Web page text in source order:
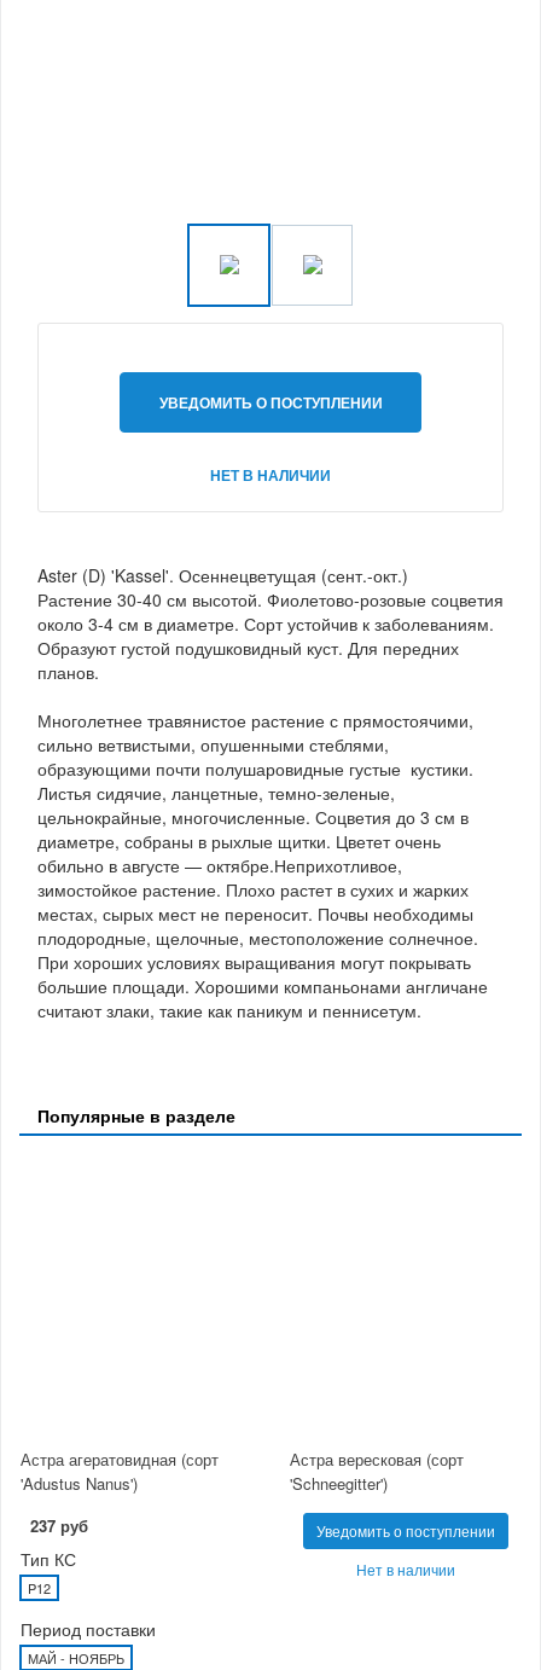
УВЕДОМИТЬ О ПОСТУПЛЕНИИ
НЕТ В НАЛИЧИИ
Aster (D) 'Kassel'. Осеннецветущая (сент.-окт.)
Растение 30-40 см высотой. Фиолетово-розовые соцветия
около 3-4 см в диаметре. Сорт устойчив к заболеваниям.
Образуют густой подушковидный куст. Для передних
планов.
Многолетнее травянистое растение с прямостоячими,
сильно ветвистыми, опушенными стеблями,
образующими почти полушаровидные густые кустики.
Листья сидячие, ланцетные, темно-зеленые,
цельнокрайные, многочисленные. Соцветия до 3 см в
диаметре, собраны в рыхлые щитки. Цветет очень
обильно в августе — октябре.Неприхотливое,
зимостойкое растение. Плохо растет в сухих и жарких
местах, сырых мест не переносит. Почвы необходимы
плодородные, щелочные, местоположение солнечное.
При хороших условиях выращивания могут покрывать
большие площади. Хорошими компаньонами англичане
считают злаки, такие как паникум и пеннисетум.
Популярные в разделе
Астра агератовидная (сорт
'Adustus Nanus')
237 руб
Тип КС
P12
Период поставки
МАЙ - НОЯБРЬ
Астра вересковая (сорт
'Schneegitter')
Уведомить о поступлении
Нет в наличии